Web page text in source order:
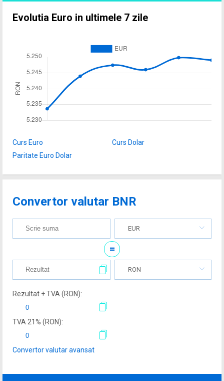
Evolutia Euro in ultimele 7 zile
Curs Euro
Curs Dolar
Paritate Euro Dolar
Convertor valutar BNR
EUR
=
RON
Rezultat + TVA (RON):
TVA 21% (RON):
Convertor valutar avansat